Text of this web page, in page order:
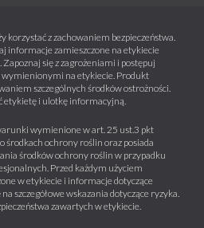
korzystać z zachowaniem bezpieczeństwa.
informacje zamieszczone na etykiecie
się z zagrożeniami i postępuj
wymienionymi na etykiecie. Produkt
szczególnych środków ostrożności.
etykietę i ulotkę informacyjną.
wymienione w art. 25 ust.3 pkt
środkach ochrony roślin oraz posiada
środków ochrony roślin w przypadku
Przed każdym użyciem
w etykiecie i informacje dotyczące
szczegółowe wskazania dotyczące ryzyka.
zawartych w etykiecie.